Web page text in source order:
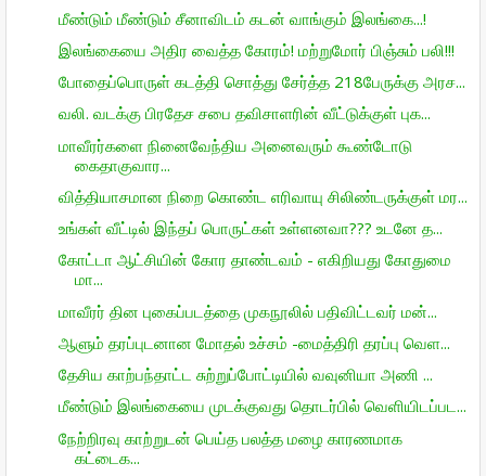
மீண்டும் மீண்டும் சீனாவிடம் கடன் வாங்கும் இலங்கை...!
இலங்கையை அதிர வைத்த கோரம்! மற்றுமோர் பிஞ்சும் பலி!!!
போதைப்பொருள் கடத்தி சொத்து சேர்த்த 218பேருக்கு அரச...
வலி. வடக்கு பிரதேச சபை தவிசாளரின் வீட்டுக்குள் புக...
மாவீரர்களை நினைவேந்திய அனைவரும் கூண்டோடு
கைதாகுவார...
வித்தியாசமான நிறை கொண்ட எரிவாயு சிலிண்டருக்குள் மர...
உங்கள் வீட்டில் இந்தப் பொருட்கள் உள்ளனவா??? உடனே த...
கோட்டா ஆட்சியின் கோர தாண்டவம் - எகிறியது கோதுமை
மா...
மாவீரர் தின புகைப்படத்தை முகநூலில் பதிவிட்டவர் மன்...
ஆளும் தரப்புடனான மோதல் உச்சம் -மைத்திரி தரப்பு வெள...
தேசிய காற்பந்தாட்ட சுற்றுப்போட்டியில் வவுனியா அணி ...
மீண்டும் இலங்கையை முடக்குவது தொடர்பில் வெளியிடப்பட...
நேற்றிரவு காற்றுடன் பெய்த பலத்த மழை காரணமாக
கட்டைக...